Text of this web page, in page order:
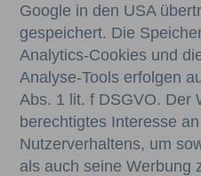
Google in den USA
gespeichert. Die
Analytics-Cookies und
Analyse-Tools erfolgen
Abs. 1 lit. f DSGVO. Der
berechtigtes Interesse
Nutzerverhaltens, um
als auch seine Werbung